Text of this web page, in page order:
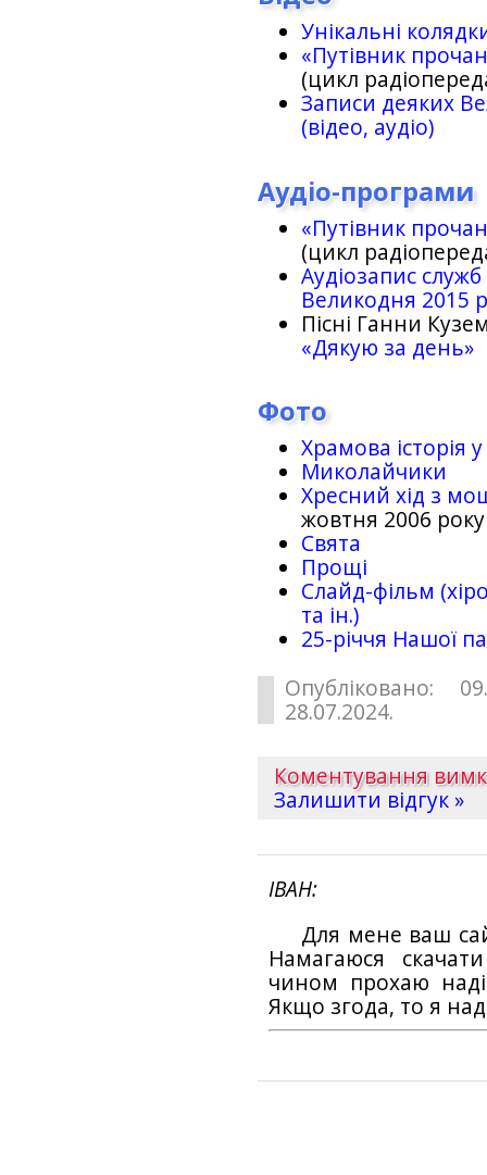
Унікальні
«Путівник
(цикл
Записи деяких
(відео, аудіо)
Аудіо-програми
«Путівник
(цикл
Аудіозапис
Великодня 2015
Пісні Ганни
«Дякую за день»
Фото
Храмова історія
Миколайчики
Хресний хід з
жовтня 2006 року
Свята
Прощі
Слайд-фільм
та ін.)
25-рiччя Нашої
Опубліковано:
28.07.2024.
Коментування
Залишити відгук »
ІВАН
Для мене ваш
Намагаюся
чином прохаю
Якщо згода, то я